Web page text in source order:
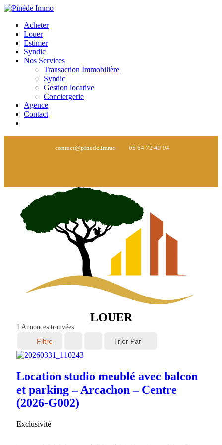
Acheter
Louer
Estimer
Syndic
Nos Services
Transaction Immobilière
Syndic
Gestion locative
Conciergerie
Agence
Contact
contact@pinede.immo 05 64 72 43 94
LOUER
1 Annonces trouvées
Filtre Trier Par
Location studio meublé avec balcon
et parking – Arcachon – Centre
(2026-G002)
Exclusivité